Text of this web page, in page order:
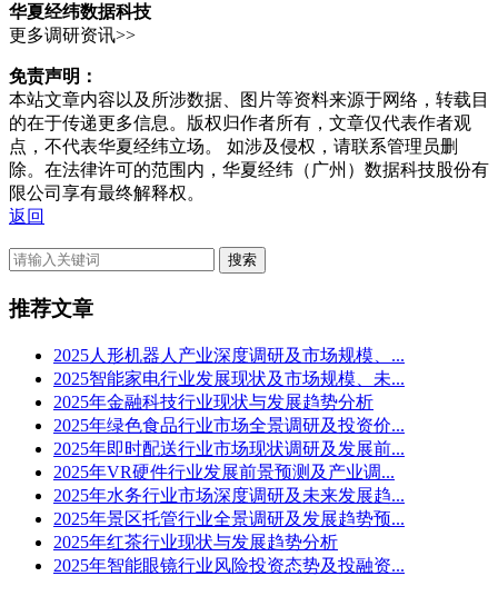
华夏经纬数据科技
更多调研资讯>>
免责声明：
本站文章内容以及所涉数据、图片等资料来源于网络，转载目
的在于传递更多信息。版权归作者所有，文章仅代表作者观
点，不代表华夏经纬立场。 如涉及侵权，请联系管理员删
除。在法律许可的范围内，华夏经纬（广州）数据科技股份有
限公司享有最终解释权。
返回
搜索
推荐文章
2025人形机器人产业深度调研及市场规模、...
2025智能家电行业发展现状及市场规模、未...
2025年金融科技行业现状与发展趋势分析
2025年绿色食品行业市场全景调研及投资价...
2025年即时配送行业市场现状调研及发展前...
2025年VR硬件行业发展前景预测及产业调...
2025年水务行业市场深度调研及未来发展趋...
2025年景区托管行业全景调研及发展趋势预...
2025年红茶行业现状与发展趋势分析
2025年智能眼镜行业风险投资态势及投融资...